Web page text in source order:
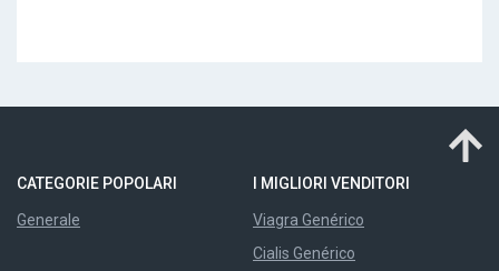
CATEGORIE POPOLARI
Generale
I MIGLIORI VENDITORI
Viagra Genérico
Cialis Genérico